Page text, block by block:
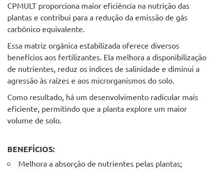
CPMULT proporciona maior eficiência na nutrição das
plantas e contribui para a redução da emissão de gás
carbônico equivalente.
Essa matriz orgânica estabilizada oferece diversos
benefícios aos fertilizantes. Ela melhora a disponibilização
de nutrientes, reduz os índices de salinidade e diminui a
agressão às raízes e aos microrganismos do solo.
Como resultado, há um desenvolvimento radicular mais
eficiente, permitindo que a planta explore um maior
volume de solo.
BENEFÍCIOS:
Melhora a absorção de nutrientes pelas plantas;